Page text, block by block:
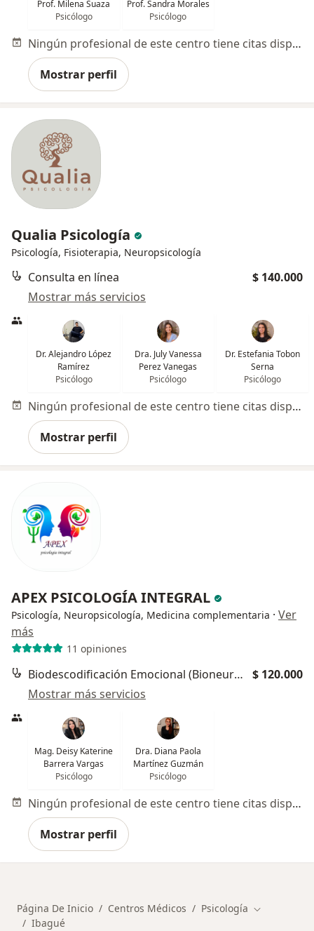
Prof. Milena Suaza
Psicólogo
Prof. Sandra Morales
Psicólogo
Ningún profesional de este centro tiene citas disponibles
Mostrar perfil
Qualia Psicología
Psicología, Fisioterapia, Neuropsicología
Consulta en línea
$ 140.000
Mostrar más servicios
Dr. Alejandro López
Ramírez
Psicólogo
Dra. July Vanessa
Perez Vanegas
Psicólogo
Dr. Estefania Tobon
Serna
Psicólogo
Ningún profesional de este centro tiene citas disponibles
Mostrar perfil
APEX PSICOLOGÍA INTEGRAL
Psicología, Neuropsicología, Medicina complementaria · Ver
más
11 opiniones
Biodescodificación Emocional (Bioneuroemoción)
$ 120.000
Mostrar más servicios
Mag. Deisy Katerine
Barrera Vargas
Psicólogo
Dra. Diana Paola
Martínez Guzmán
Psicólogo
Ningún profesional de este centro tiene citas disponibles
Mostrar perfil
Página De Inicio Centros Médicos Psicología Cambiar de
Ibagué